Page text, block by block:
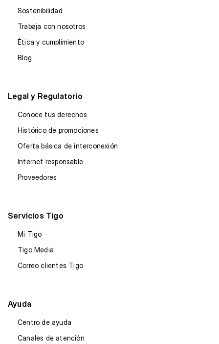
Sostenibilidad
Trabaja con nosotros
Ética y cumplimiento
Blog
Legal y Regulatorio
Conoce tus derechos
Histórico de promociones
Oferta básica de interconexión
Internet responsable
Proveedores
Servicios Tigo
Mi Tigo
Tigo Media
Correo clientes Tigo
Ayuda
Centro de ayuda
Canales de atención